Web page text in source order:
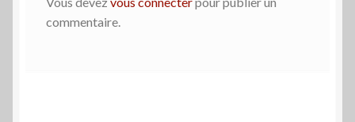
commentaire.